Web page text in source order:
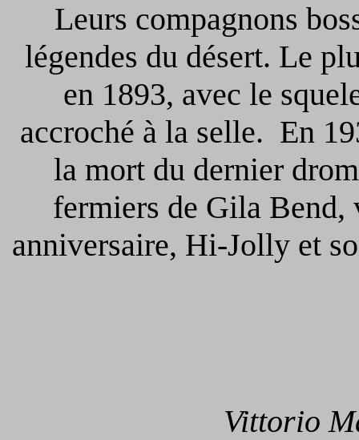
Leurs compagnons
légendes du désert. Le
en 1893, avec le
accroché à la selle. En
la mort du dernier
fermiers de Gila Bend,
anniversaire, Hi-Jolly et
Vittorio